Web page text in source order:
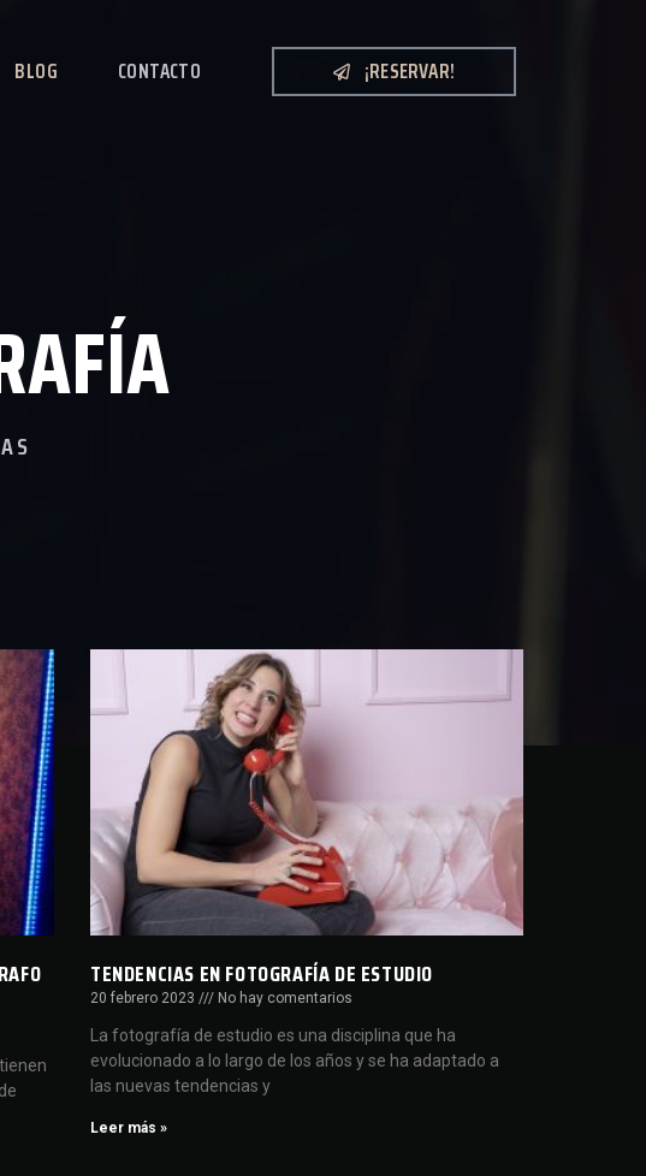
BLOG CONTACTO ¡RESERVAR!
TENDENCIAS EN FOTOGRAFÍA DE ESTUDIO
20 febrero 2023 No hay comentarios
La fotografía de estudio es una disciplina que ha
evolucionado a lo largo de los años y se ha adaptado a
las nuevas tendencias y
Leer más »